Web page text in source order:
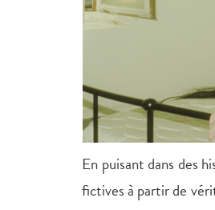
En puisant dans des
fictives à partir de